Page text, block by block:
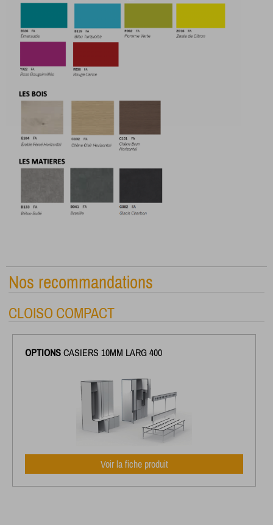
Nos recommandations
CLOISO COMPACT
OPTIONS CASIERS 10MM LARG 400
Voir la fiche produit